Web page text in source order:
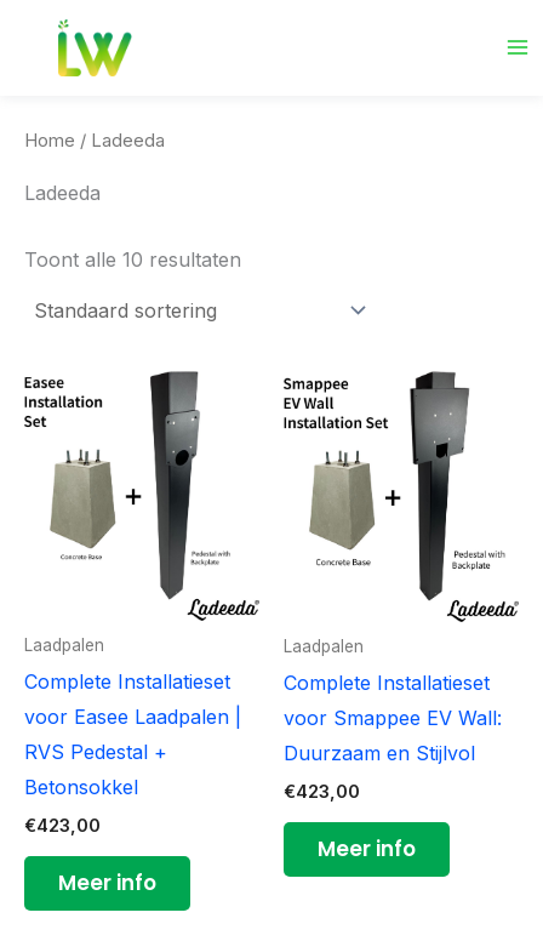
Home / Ladeeda
Ladeeda
Toont alle 10 resultaten
Laadpalen
Complete Installatieset
voor Easee Laadpalen |
RVS Pedestal +
Betonsokkel
€423,00
Meer info
Laadpalen
Complete Installatieset
voor Smappee EV Wall:
Duurzaam en Stijlvol
€423,00
Meer info